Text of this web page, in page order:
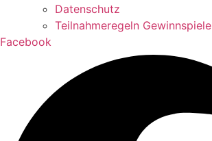
Datenschutz
Teilnahmeregeln Gewinnspiele
Facebook